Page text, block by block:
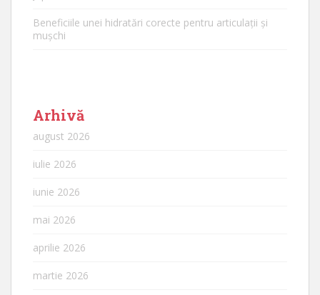
Beneficiile unei hidratări corecte pentru articulații și
mușchi
Arhivă
august 2026
iulie 2026
iunie 2026
mai 2026
aprilie 2026
martie 2026